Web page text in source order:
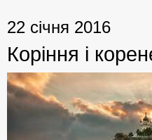
22 січня 2016
Коріння і